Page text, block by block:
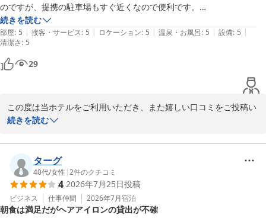
これからも皆様に心地よい滞在と感動いただける景色をご提供でき
るよう努めてまいります。姫路へお越しの際は、ぜひまたご利用く
ださいませ。
またのお越しを心よりお待ちしております
2026-06-08
のですが、提携の駐車場もすぐ近くなので便利です。
しいて言えば、エアコンが効くまでに時間がかかったかな。
続きを読む
部屋: 5 | 接客・サービス: 5 | ロケーション: 5 | 温泉・お風呂: 5 | 設備: 5 |
清潔さ: 5
29
この度は当ホテルをご利用いただき、また嬉しい口コミをご投稿い
ただき誠にありがとうございます。
外観・内観・スタッフについてお褒めのお言葉をいただき、大変光
栄に存じます。
スタッフ一同、快適にお過ごしいただける環境づくりを心掛けてお
りますので、このようなお声を励みに今後も努めてまいります。
また、飲食街へのアクセスや提携駐車場の利便性についてもご満足
いただけたようで安心いたしました。
続きを読む
ターグ
40代/女性 |2件のクチコミ
4 2026年7月25日投稿
ビジネス 仕事仲間 2026年7月宿泊
朝食は満足だがヘアアイロンの貸出が不確